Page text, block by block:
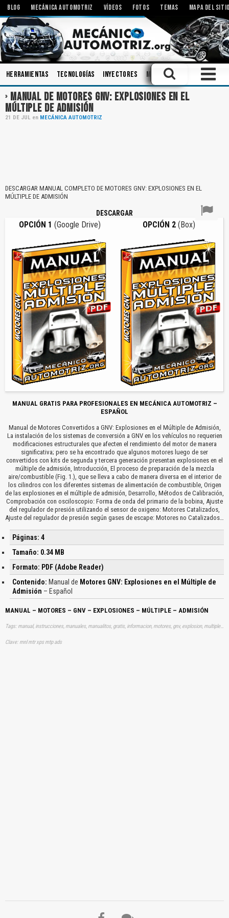
BLOG MECÁNICA AUTOMOTRIZ VÍDEOS FOTOS TEMAS MAPA DEL
Herramientas Tecnologías Inyectores Motores Eléctricos
MANUAL DE MOTORES GNV: EXPLOSIONES EN EL
MÚLTIPLE DE ADMISIÓN
21 DE JUL en MECÁNICA AUTOMOTRIZ
DESCARGAR MANUAL COMPLETO DE MOTORES GNV: EXPLOSIONES EN EL
MÚLTIPLE DE ADMISIÓN
DESCARGAR
OPCIÓN 1 (Google Drive) OPCIÓN 2(Box)
MANUAL GRATIS PARA PROFESIONALES EN MECÁNICA AUTOMOTRIZ –
ESPAÑOL
Manual de Motores Convertidos a GNV: Explosiones en el Múltiple de Admisión,
La instalación de los sistemas de conversión a GNV en los vehículos no requerien
modificaciones estructurales que afecten el rendimiento del motor de manera
significativa; pero se ha encontrado que algunos motores luego de ser
convertidos con kits de segunda y tercera generación presentan explosiones en el
múltiple de admisión, Introducción, El proceso de preparación de la mezcla
aire/combustible (Fig. 1.), que se lleva a cabo de manera diversa en el interior de
los cilindros con los diferentes sistemas de alimentación de combustible, Origen
de las explosiones en el múltiple de admisión, Desarrollo, Métodos de Calibración,
Comprobación con osciloscopio: Forma de onda del primario de la bobina, Ajuste
del regulador de presión utilizando el sensor de oxigeno: Motores Catalizados,
Ajuste del regulador de presión según gases de escape: Motores no Catalizados…
Páginas: 4
Tamaño: 0.34 MB
Formato: PDF (Adobe Reader)
Contenido: Manual de Motores GNV: Explosiones en el Múltiple de
Admisión – Español
MANUAL – MOTORES – GNV – EXPLOSIONES – MÚLTIPLE – ADMISIÓN
Tags: manual, instrucciones, manuales, manualitos, gratis, informacion, motores, gnv, explosion, multiple, admision, aprender, descargas
Clave: mnl mtr xps mtp ads